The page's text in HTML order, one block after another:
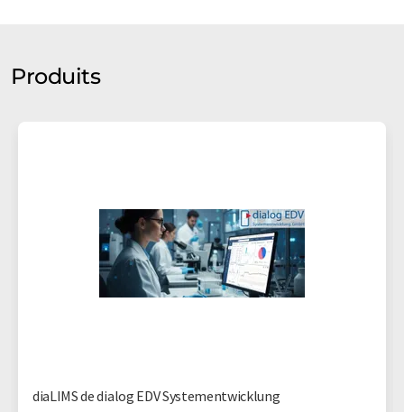
Produits
diaLIMS de dialog EDV Systementwicklung